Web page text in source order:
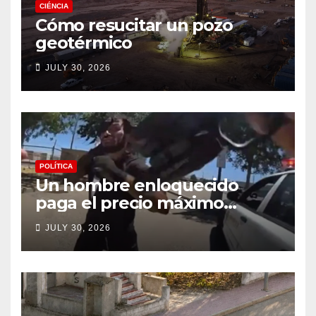
CIÉNCIA
Cómo resucitar un pozo
geotérmico
JULY 30, 2026
POLÍTICA
Un hombre enloquecido
paga el precio máximo
después de llevar un cuchillo
a un tiroteo con agentes del
condado de Los Ángeles
(VIDEO) * The Gateway
Pundit * por Cullen
Linebarger
JULY 30, 2026